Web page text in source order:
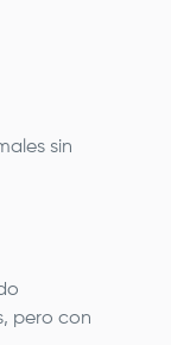
sin
pero con